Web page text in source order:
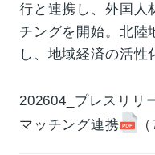
行と連携し、外国人
チングを開始。北陸
し、地域経済の活性
202604_プレスリリ
マッチング連携
（